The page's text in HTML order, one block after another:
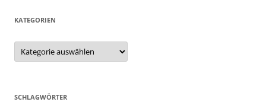
KATEGORIEN
Kategorien
SCHLAGWÖRTER